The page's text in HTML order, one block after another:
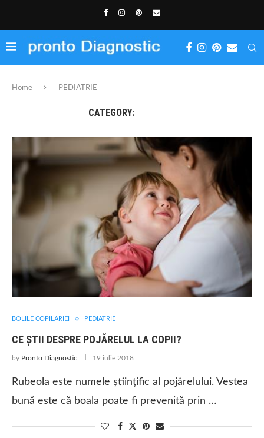
Home PEDIATRIE
CATEGORY:
BOLILE COPILARIEI PEDIATRIE
CE ȘTII DESPRE POJĂRELUL LA COPII?
by Pronto Diagnostic 19 iulie 2018
Rubeola este numele ştiinţific al pojărelului. Vestea
bună este că boala poate fi prevenită prin …